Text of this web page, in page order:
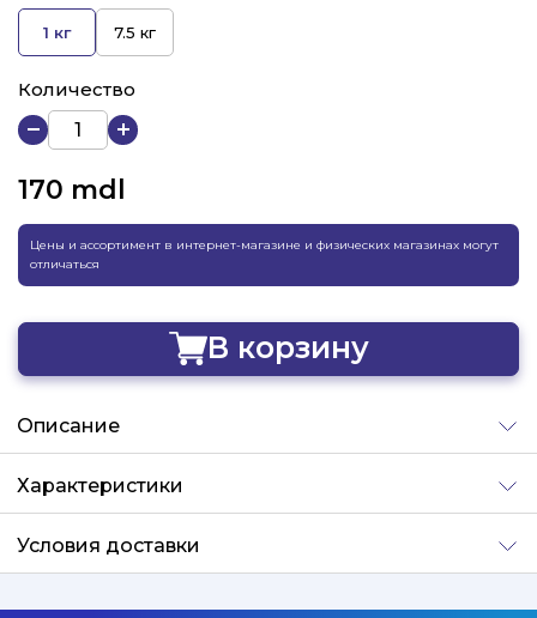
1 кг 7.5 кг
Количество
170 mdl
Цены и ассортимент в интернет-магазине и физических магазинах могут
отличаться
В корзину
Добавлено
Описание
Характеристики
Условия доставки